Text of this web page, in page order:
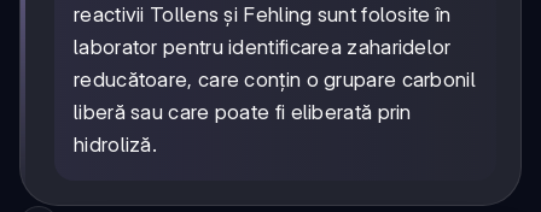
reactivii Tollens și Fehling sunt folosite în
laborator pentru identificarea zaharidelor
reducătoare, care conțin o grupare carbonil
liberă sau care poate fi eliberată prin
hidroliză.